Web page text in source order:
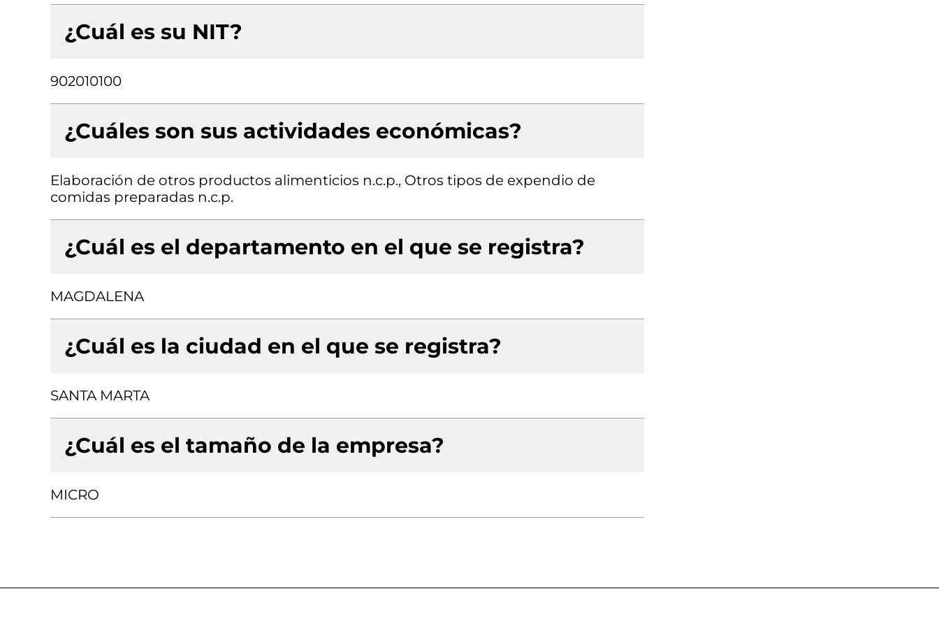
¿Cuál es su NIT?
902010100
¿Cuáles son sus actividades económicas?
Elaboración de otros productos alimenticios n.c.p., Otros tipos de expendio de
comidas preparadas n.c.p.
¿Cuál es el departamento en el que se registra?
MAGDALENA
¿Cuál es la ciudad en el que se registra?
SANTA MARTA
¿Cuál es el tamaño de la empresa?
MICRO